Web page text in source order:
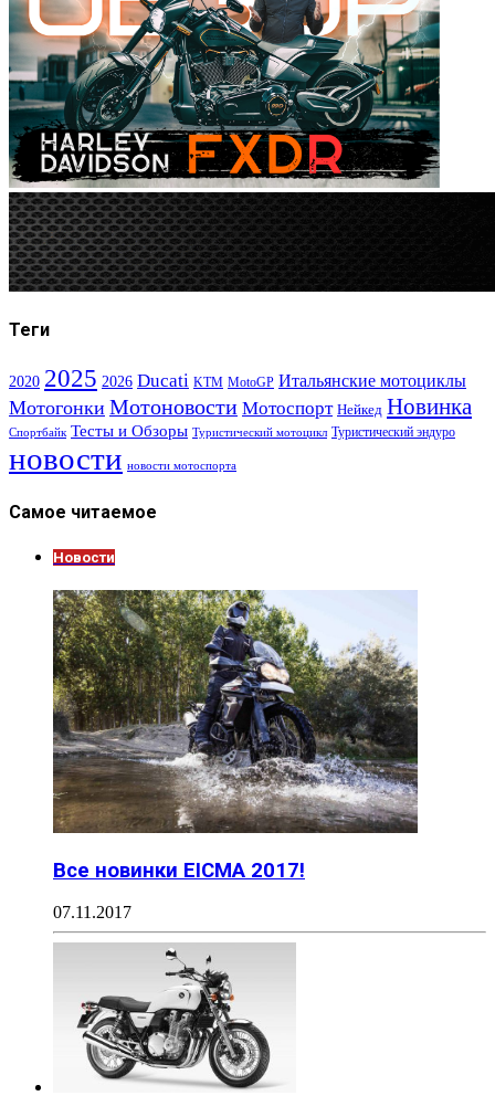
Теги
2020 2025 2026 Ducati KTM MotoGP Итальянские мотоциклы
Мотогонки Мотоновости Мотоспорт Нейкед Новинка
Спортбайк Тесты и Обзоры Туристический мотоцикл Туристический эндуро
новости новости мотоспорта
Самое читаемое
Новости
Все новинки EICMA 2017!
07.11.2017